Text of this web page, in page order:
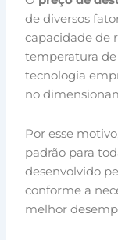
de diversos
capacidade de
temperatura de
tecnologia
no
Por esse
padrão para
desenvolvido
conforme a
melhor